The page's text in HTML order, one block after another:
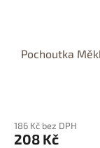
Pochoutka
186 Kč bez DPH
208 Kč